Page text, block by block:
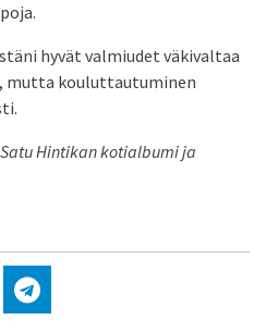
hyvät valmiudet väkivaltaa
mutta kouluttautuminen
Hintikan kotialbumi ja
Jaa Telegramissa